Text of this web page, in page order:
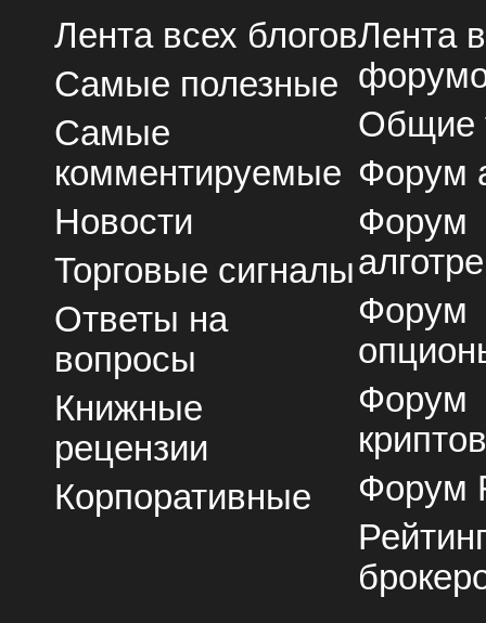
Лента всех блогов
Самые полезные
Самые
комментируемые
Новости
Торговые сигналы
Ответы на
вопросы
Книжные
рецензии
Корпоративные
Лента
Общие
Форум
Форум
Форум
Форум
Форум